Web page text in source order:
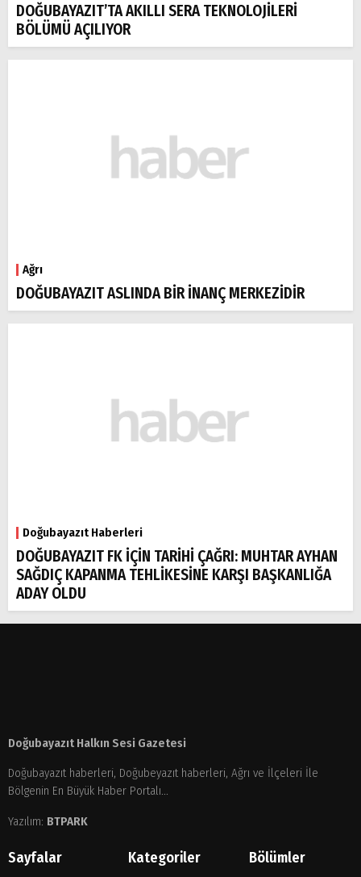
DOĞUBAYAZIT’TA AKILLI SERA TEKNOLOJİLERİ
BÖLÜMÜ AÇILIYOR
Ağrı
DOĞUBAYAZIT ASLINDA BİR İNANÇ MERKEZİDİR
Doğubayazıt Haberleri
DOĞUBAYAZIT FK İÇİN TARİHİ ÇAĞRI: MUHTAR AYHAN
SAĞDIÇ KAPANMA TEHLİKESİNE KARŞI BAŞKANLIĞA
ADAY OLDU
Doğubayazıt Halkın Sesi Gazetesi
Doğubayazıt haberleri, Doğubeyazıt haberleri, Ağrı ve İlçeleri İle
Bölgenin En Büyük Haber Portalı...
Yazılım: BTPARK
Sayfalar Kategoriler Bölümler